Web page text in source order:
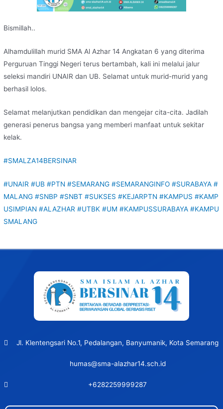
Bismillah..
Alhamdulillah murid SMA Al Azhar 14 Angkatan 6 yang diterima
Perguruan Tinggi Negeri terus bertambah, kali ini melalui jalur
seleksi mandiri UNAIR dan UB. Selamat untuk murid-murid yang
berhasil lolos.
Selamat melanjutkan pendidikan dan mengejar cita-cita. Jadilah
generasi penerus bangsa yang memberi manfaat untuk sekitar
kelak.
#SMALZA14BERSINAR
#UNAIR #UB #PTN #SEMARANG #SEMARANGINFO #SURABAYA #
MALANG #SNBP #SNBT #SUKSES #KEJARPTN #KAMPUS #KAMP
USIMPIAN #ALAZHAR #UTBK #UM #KAMPUSSURABAYA #KAMPU
SMALANG
Jl. Klentengsari No.1, Pedalangan, Banyumanik, Kota Semarang
humas@sma-alazhar14.sch.id
+6282259999287